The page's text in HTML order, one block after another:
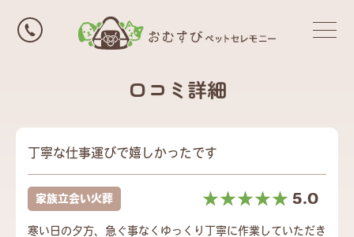
口コミ詳細
丁寧な仕事運びで嬉しかったです
家族立会い火葬 ☆☆☆☆☆
★★★★★ 5.0
寒い日の夕方、急ぐ事なくゆっくり丁寧に作業していただき